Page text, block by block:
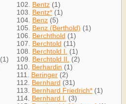
(1)
102. Bentz (1)
103. Bentz* (1)
104. Benz (5)
105. Benz (Berthold) (1)
106. Berchthold (1)
107. Berchtold (11)
108. Berchtold I.
(1)
109. Berchtold II.
(2)
110. Berhardin (1)
111. Beringer (2)
112. Bernhard (31)
113. Bernhard Friedrich* (1)
114. Bernhard I.
(3)